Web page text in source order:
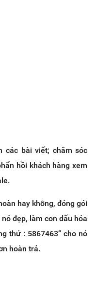
các bài viết; chăm sóc
hồi khách hàng xem
hay không, đóng gói
đẹp, làm con dấu hóa
thứ : 5867463” cho nó
hoàn trả.